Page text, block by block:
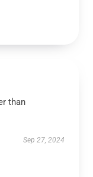
than
Sep 27, 2024